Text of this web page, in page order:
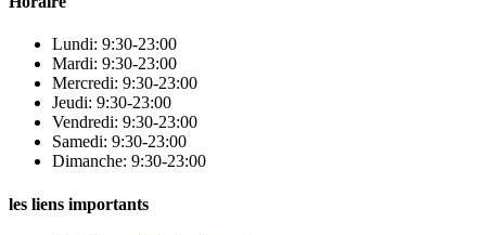
Lundi: 9:30-23:00
Mardi: 9:30-23:00
Mercredi: 9:30-23:00
Jeudi: 9:30-23:00
Vendredi: 9:30-23:00
Samedi: 9:30-23:00
Dimanche: 9:30-23:00
les liens importants